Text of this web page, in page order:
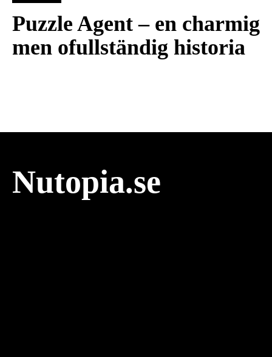
Puzzle Agent – en charmig
men ofullständig historia
Nutopia.se